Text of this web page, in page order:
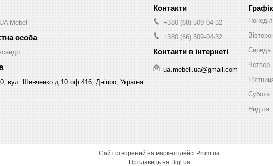
Mebel
вул. Шевченко д.10 оф.416, Дніпро, Україна
+380 (68) 509-04-32
+380 (66) 509-04-32
ua.mebell.ua@gmail.com
Середа
Четвер
Субота
Неділя
Сайт створений на маркетплейсі Prom.ua
Продавець на Bigl.ua